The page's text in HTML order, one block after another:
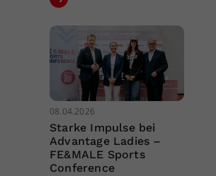
08.04.2026
Starke Impulse bei
Advantage Ladies –
FE&MALE Sports
Conference